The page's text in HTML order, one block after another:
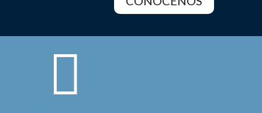
